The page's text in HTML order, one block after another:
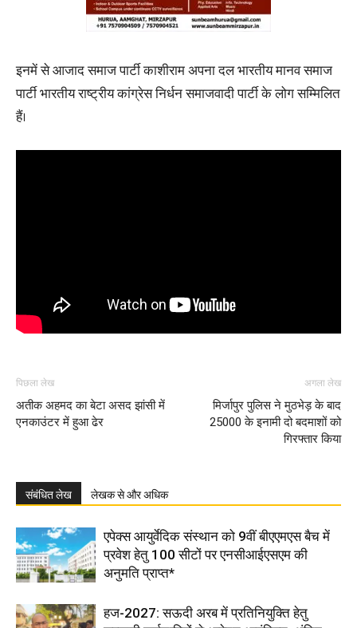
इनमें से आजाद समाज पार्टी काशीराम अपना दल भारतीय मानव समाज
पार्टी भारतीय राष्ट्रीय कांग्रेस निर्धन समाजवादी पार्टी के लोग सम्मिलित
हैं।
पिछला लेख
अतीक अहमद का बेटा असद झांसी में
एनकाउंटर में हुआ ढेर
अगला लेख
मिर्जापुर पुलिस ने मुठभेड़ के बाद
25000 के इनामी दो बदमाशों को
गिरफ्तार किया
संबंधित लेख लेखक से और अधिक
एपेक्स आयुर्वेदिक संस्थान को 9वीं बीएएमएस बैच में
प्रवेश हेतु 100 सीटों पर एनसीआईएसएम की
अनुमति प्राप्त*
हज-2027: सऊदी अरब में प्रतिनियुक्ति हेतु